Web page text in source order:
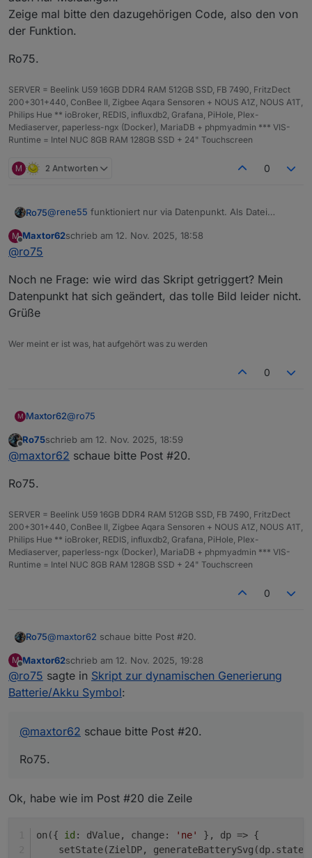
Zeige mal bitte den dazugehörigen Code, also den von
der Funktion.
Ro75.
SERVER = Beelink U59 16GB DDR4 RAM 512GB SSD, FB 7490, FritzDect
200+301+440, ConBee II, Zigbee Aqara Sensoren + NOUS A1Z, NOUS A1T,
Philips Hue ** ioBroker, REDIS, influxdb2, Grafana, PiHole, Plex-
Mediaserver, paperless-ngx (Docker), MariaDB + phpmyadmin *** VIS-
Runtime = Intel NUC 8GB RAM 128GB SSD + 24" Touchscreen
M 2 Antworten 0
Ro75@rene55 funktioniert nur via Datenpunkt. Als Datei
auch nur Meldungen.
Ro75.
M
Offline
Maxtor62schrieb am 12. Nov. 2025, 18:58
zuletzt editiert von
@ro75
Noch ne Frage: wie wird das Skript getriggert? Mein
Datenpunkt hat sich geändert, das tolle Bild leider nicht.
Grüße
Wer meint er ist was, hat aufgehört was zu werden
0
M Maxtor62@ro75
Noch ne Frage: wie wird das Skript getriggert? Mein
Datenpunkt hat sich geändert, das tolle Bild leider
Offline
Ro75schrieb am 12. Nov. 2025, 18:59
zuletzt editiert von
@maxtor62 schaue bitte Post #20.
Ro75.
SERVER = Beelink U59 16GB DDR4 RAM 512GB SSD, FB 7490, FritzDect
200+301+440, ConBee II, Zigbee Aqara Sensoren + NOUS A1Z, NOUS A1T,
Philips Hue ** ioBroker, REDIS, influxdb2, Grafana, PiHole, Plex-
Mediaserver, paperless-ngx (Docker), MariaDB + phpmyadmin *** VIS-
Runtime = Intel NUC 8GB RAM 128GB SSD + 24" Touchscreen
0
Ro75@maxtor62 schaue bitte Post #20.
Ro75.
M
Offline
Maxtor62schrieb am 12. Nov. 2025, 19:28
zuletzt editiert von
@ro75 sagte in Skript zur dynamischen Generierung
Batterie/Akku Symbol:
@maxtor62 schaue bitte Post #20.
Ro75.
Ok, habe wie im Post #20 die Zeile
on({ id : dValue, change: 'ne'
}, dp => {
setState(ZielDP,